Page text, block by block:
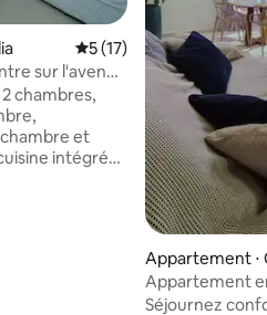
Évaluation moyenne sur
5 (17)
sur l'avenue
chambres,
et
intégrée,
Appartement ⋅
Appartement
de Cascavel
Séjournez